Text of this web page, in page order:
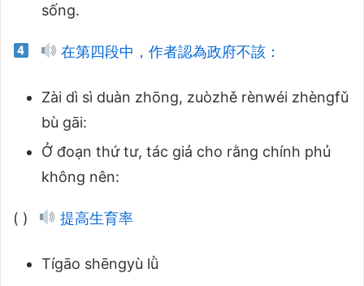
sống.
在第四段中，作者認為政府不該：
Zài dì sì duàn zhōng, zuòzhě rènwéi zhèngfǔ
bù gāi:
Ở đoạn thứ tư, tác giả cho rằng chính phủ
không nên:
( ) 提高生育率
Tígāo shēngyù lǜ